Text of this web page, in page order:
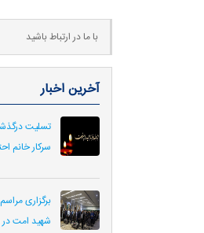
با ما در ارتباط باشید
آخرین اخبار
تسلیت
سرکار خانم
برگزاری
شهید امت در